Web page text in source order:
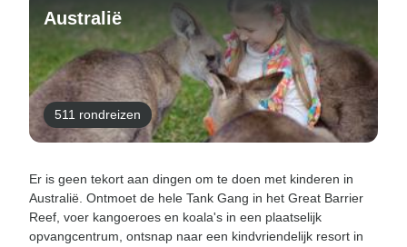
Australië
511 rondreizen
Er is geen tekort aan dingen om te doen met kinderen in
Australië. Ontmoet de hele Tank Gang in het Great Barrier
Reef, voer kangoeroes en koala's in een plaatselijk
opvangcentrum, ontsnap naar een kindvriendelijk resort in